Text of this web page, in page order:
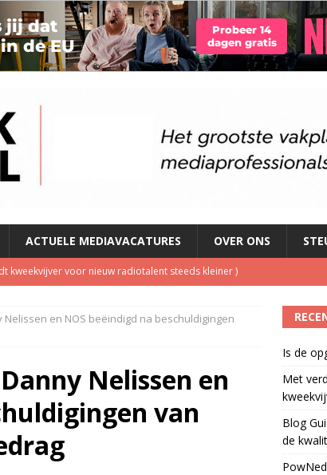
ACTUELE MEDIAVACATURES OVER ONS
kweekvijver voor nieuw radiotalent steeds kleiner)
)
Meta?)
en NOS beëindigd na beschuldigingen
Nelissen en
van
Is de
Met
Blog
de